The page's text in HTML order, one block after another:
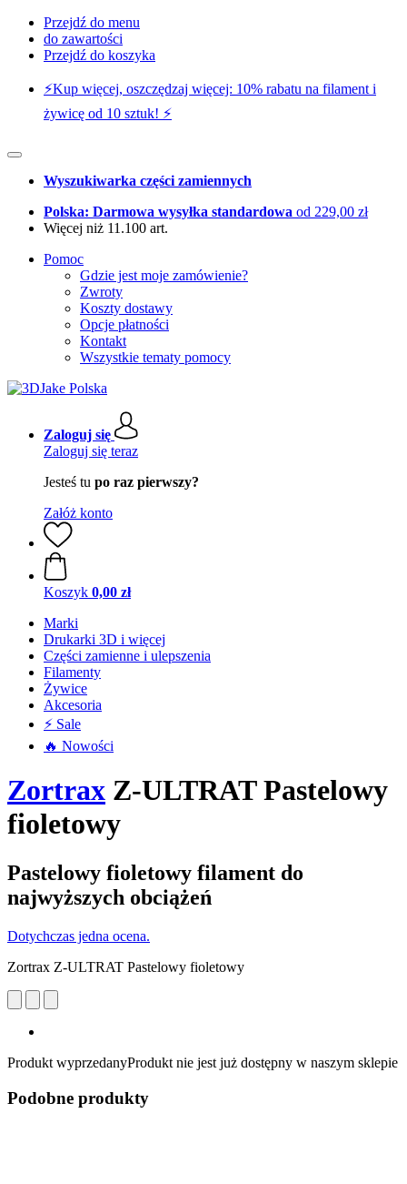
Przejdź do menu
do zawartości
Przejdź do koszyka
⚡️Kup więcej, oszczędzaj więcej: 10% rabatu na filament i
żywicę od 10 sztuk! ⚡️
Wyszukiwarka części zamiennych
Polska: Darmowa wysyłka standardowa od 229,00 zł
Więcej niż 11.100 art.
Pomoc
Gdzie jest moje zamówienie?
Zwroty
Koszty dostawy
Opcje płatności
Kontakt
Wszystkie tematy pomocy
Zaloguj się
Zaloguj się teraz
Jesteś tu po raz pierwszy?
Załóż konto
Koszyk 0,00 zł
Marki
Drukarki 3D i więcej
Części zamienne i ulepszenia
Filamenty
Żywice
Akcesoria
⚡ Sale
🔥 Nowości
Zortrax Z-ULTRAT Pastelowy
fioletowy
Pastelowy fioletowy filament do
najwyższych obciążeń
Dotychczas jedna ocena.
Zortrax Z-ULTRAT Pastelowy fioletowy
Produkt wyprzedanyProdukt nie jest już dostępny w naszym sklepie
Podobne produkty